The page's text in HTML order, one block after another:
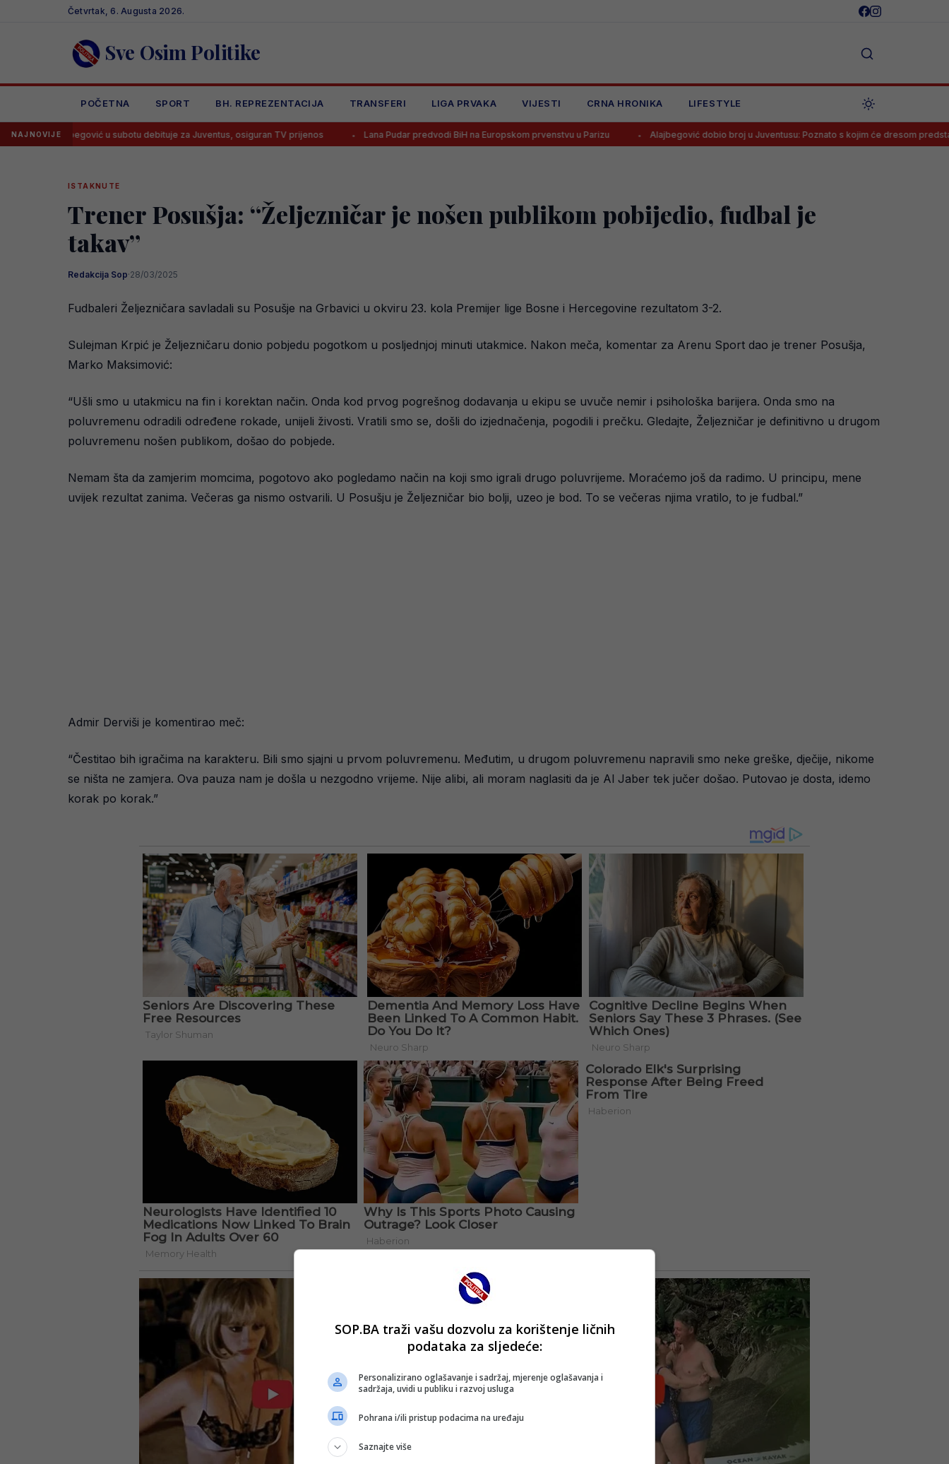
Četvrtak, 6. Augusta 2026.
Sve Osim Politike
POČETNA SPORT BH. REPREZENTACIJA TRANSFERI LIGA PRVAKA VIJESTI CRNA HRONIKA LIFESTYLE
NAJNOVIJEu subotu debituje za Juventus, osiguran TV prijenos Lana Pudar predvodi BiH na Europskom prvenstvu u Parizu Alajbegović dobio broj u Juventusu: Poznato s kojim će dresom predstavljati Staru
ISTAKNUTE
Trener Posušja: “Željezničar je nošen publikom pobijedio, fudbal je
takav”
Redakcija Sop·28/03/2025
Fudbaleri Željezničara savladali su Posušje na Grbavici u okviru 23. kola Premijer lige Bosne i Hercegovine rezultatom 3-2.
Sulejman Krpić je Željezničaru donio pobjedu pogotkom u posljednjoj minuti utakmice. Nakon meča, komentar za Arenu Sport dao je trener Posušja,
Marko Maksimović:
“Ušli smo u utakmicu na fin i korektan način. Onda kod prvog pogrešnog dodavanja u ekipu se uvuče nemir i psihološka barijera. Onda smo na
poluvremenu odradili određene rokade, unijeli živosti. Vratili smo se, došli do izjednačenja, pogodili i prečku. Gledajte, Željezničar je definitivno u drugom
poluvremenu nošen publikom, došao do pobjede.
Nemam šta da zamjerim momcima, pogotovo ako pogledamo način na koji smo igrali drugo poluvrijeme. Moraćemo još da radimo. U principu, mene
uvijek rezultat zanima. Večeras ga nismo ostvarili. U Posušju je Željezničar bio bolji, uzeo je bod. To se večeras njima vratilo, to je fudbal.”
Admir Derviši je komentirao meč:
“Čestitao bih igračima na karakteru. Bili smo sjajni u prvom poluvremenu. Međutim, u drugom poluvremenu napravili smo neke greške, dječije, nikome
se ništa ne zamjera. Ova pauza nam je došla u nezgodno vrijeme. Nije alibi, ali moram naglasiti da je Al Jaber tek jučer došao. Putovao je dosta, idemo
korak po korak.”
SOP.BA traži vašu dozvolu za korištenje ličnih
podataka za sljedeće:
Personalizirano oglašavanje i sadržaj, mjerenje oglašavanja i
sadržaja, uvidi u publiku i razvoj usluga
Pohrana i/ili pristup podacima na uređaju
Saznajte više